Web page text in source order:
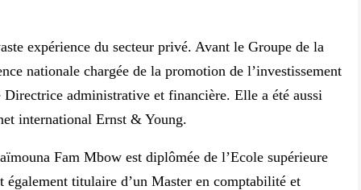
expérience du secteur privé. Avant le Groupe de la
nationale chargée de la promotion de l’investissement
Directrice administrative et financière. Elle a été aussi
international Ernst & Young.
Fam Mbow est diplômée de l’Ecole supérieure
également titulaire d’un Master en comptabilité et